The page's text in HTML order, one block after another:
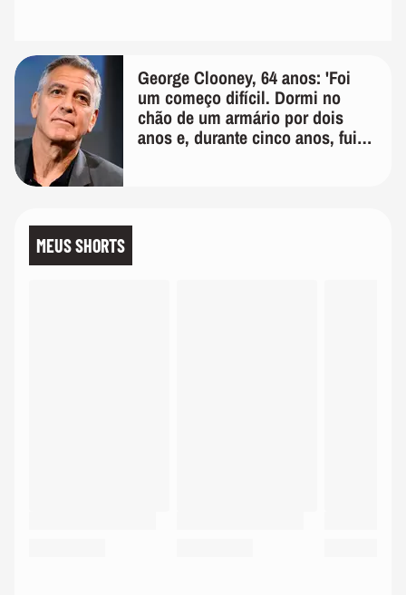
George Clooney, 64 anos: 'Foi
um começo difícil. Dormi no
chão de um armário por dois
anos e, durante cinco anos, fui
MEUS SHORTS